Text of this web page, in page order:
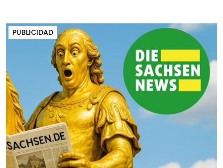
PUBLICIDAD